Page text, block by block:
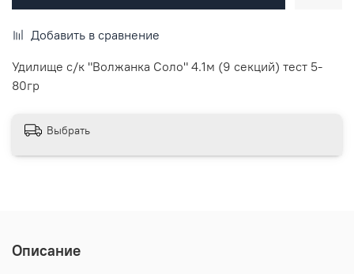
Добавить в сравнение
Удилище с/к "Волжанка Соло" 4.1м (9 секций) тест 5-
80гр
Выбрать
Описание